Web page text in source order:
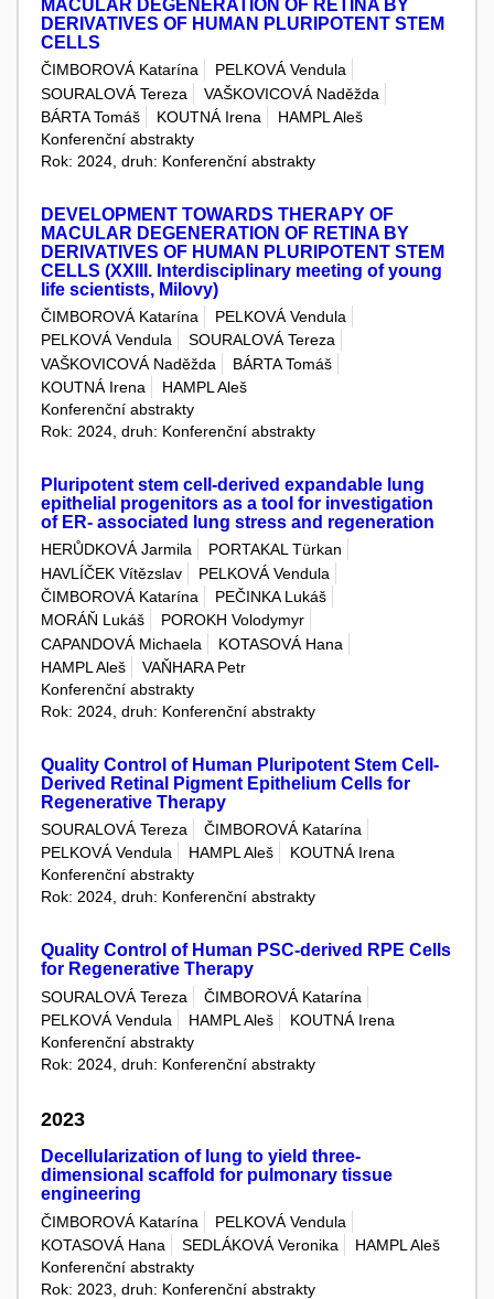
MACULAR DEGENERATION OF RETINA BY
DERIVATIVES OF HUMAN PLURIPOTENT STEM
CELLS
ČIMBOROVÁ Katarína
PELKOVÁ Vendula
SOURALOVÁ Tereza
VAŠKOVICOVÁ Naděžda
BÁRTA Tomáš
KOUTNÁ Irena
HAMPL Aleš
Konferenční abstrakty
Rok: 2024, druh: Konferenční abstrakty
DEVELOPMENT TOWARDS THERAPY OF
MACULAR DEGENERATION OF RETINA BY
DERIVATIVES OF HUMAN PLURIPOTENT STEM
CELLS (XXIII. Interdisciplinary meeting of young
life scientists, Milovy)
ČIMBOROVÁ Katarína
PELKOVÁ Vendula
PELKOVÁ Vendula
SOURALOVÁ Tereza
VAŠKOVICOVÁ Naděžda
BÁRTA Tomáš
KOUTNÁ Irena
HAMPL Aleš
Konferenční abstrakty
Rok: 2024, druh: Konferenční abstrakty
Pluripotent stem cell-derived expandable lung
epithelial progenitors as a tool for investigation
of ER- associated lung stress and regeneration
HERŮDKOVÁ Jarmila
PORTAKAL Türkan
HAVLÍČEK Vítězslav
PELKOVÁ Vendula
ČIMBOROVÁ Katarína
PEČINKA Lukáš
MORÁŇ Lukáš
POROKH Volodymyr
CAPANDOVÁ Michaela
KOTASOVÁ Hana
HAMPL Aleš
VAŇHARA Petr
Konferenční abstrakty
Rok: 2024, druh: Konferenční abstrakty
Quality Control of Human Pluripotent Stem Cell-
Derived Retinal Pigment Epithelium Cells for
Regenerative Therapy
SOURALOVÁ Tereza
ČIMBOROVÁ Katarína
PELKOVÁ Vendula
HAMPL Aleš
KOUTNÁ Irena
Konferenční abstrakty
Rok: 2024, druh: Konferenční abstrakty
Quality Control of Human PSC-derived RPE Cells
for Regenerative Therapy
SOURALOVÁ Tereza
ČIMBOROVÁ Katarína
PELKOVÁ Vendula
HAMPL Aleš
KOUTNÁ Irena
Konferenční abstrakty
Rok: 2024, druh: Konferenční abstrakty
2023
Decellularization of lung to yield three-
dimensional scaffold for pulmonary tissue
engineering
ČIMBOROVÁ Katarína
PELKOVÁ Vendula
KOTASOVÁ Hana
SEDLÁKOVÁ Veronika
HAMPL Aleš
Konferenční abstrakty
Rok: 2023, druh: Konferenční abstrakty